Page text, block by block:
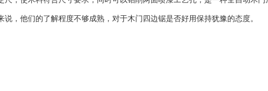
，他们的了解程度不够成熟，对于木门四边锯是否好用保持犹豫的态度。